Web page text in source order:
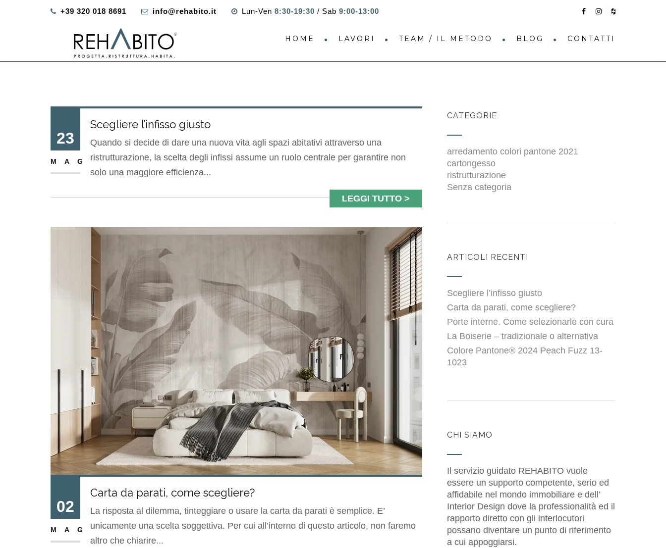
+39 320 018 8691 info@rehabito.it Lun-Ven 8:30-19:30 / Sab 9:00-13:00
HOME LAVORI TEAM / IL METODO BLOG CONTATTI
23
MAG
Scegliere l’infisso giusto
Quando si decide di dare una nuova vita agli spazi abitativi attraverso una
ristrutturazione, la scelta degli infissi assume un ruolo centrale per garantire non
solo una maggiore efficienza...
LEGGI TUTTO >
02
MAG
Carta da parati, come scegliere?
La risposta al dilemma, tinteggiare o usare la carta da parati è semplice. E’
unicamente una scelta soggettiva. Per cui all’interno di questo articolo, non faremo
altro che chiarire...
CATEGORIE
arredamento colori pantone 2021
cartongesso
ristrutturazione
Senza categoria
ARTICOLI RECENTI
Scegliere l’infisso giusto
Carta da parati, come scegliere?
Porte interne. Come selezionarle con cura
La Boiserie – tradizionale o alternativa
Colore Pantone® 2024 Peach Fuzz 13-
1023
CHI SIAMO
Il servizio guidato REHABITO vuole
essere un supporto competente, serio ed
affidabile nel mondo immobiliare e dell’
Interior Design dove la professionalità ed il
rapporto diretto con gli interlocutori
possano diventare un punto di riferimento
a cui appoggiarsi.